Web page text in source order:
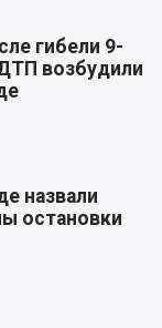
гибели 9-
возбудили
назвали
остановки